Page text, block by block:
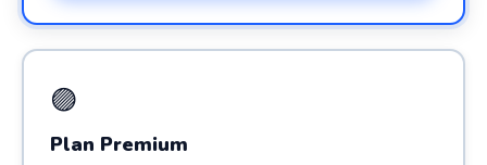
🟣
Plan Premium